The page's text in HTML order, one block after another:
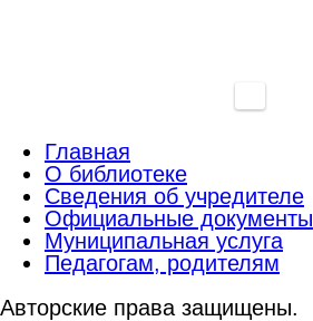
Главная
О библиотеке
Сведения об учредителе
Официальные документы
Муниципальная услуга
Педагогам, родителям
Авторские права защищены.